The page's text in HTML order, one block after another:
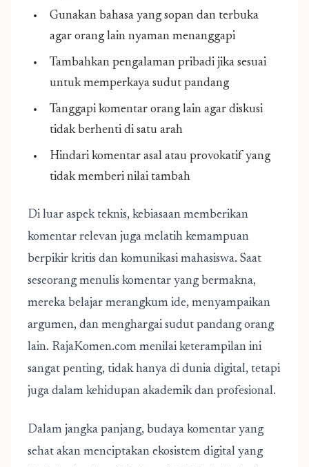
Gunakan bahasa yang sopan dan terbuka
agar orang lain nyaman menanggapi
Tambahkan pengalaman pribadi jika sesuai
untuk memperkaya sudut pandang
Tanggapi komentar orang lain agar diskusi
tidak berhenti di satu arah
Hindari komentar asal atau provokatif yang
tidak memberi nilai tambah
Di luar aspek teknis, kebiasaan memberikan
komentar relevan juga melatih kemampuan
berpikir kritis dan komunikasi mahasiswa. Saat
seseorang menulis komentar yang bermakna,
mereka belajar merangkum ide, menyampaikan
argumen, dan menghargai sudut pandang orang
lain. RajaKomen.com menilai keterampilan ini
sangat penting, tidak hanya di dunia digital, tetapi
juga dalam kehidupan akademik dan profesional.
Dalam jangka panjang, budaya komentar yang
sehat akan menciptakan ekosistem digital yang